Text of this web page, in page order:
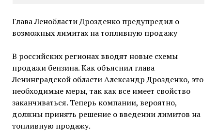
Глава Ленобласти Дрозденко предупредил о
возможных лимитах на топливную продажу
В российских регионах вводят новые схемы
продажи бензина. Как объяснил глава
Ленинградской области Александр Дрозденко, это
необходимые меры, так как все имеет свойство
заканчиваться. Теперь компании, вероятно,
должны принять решение о введении лимитов на
топливную продажу.